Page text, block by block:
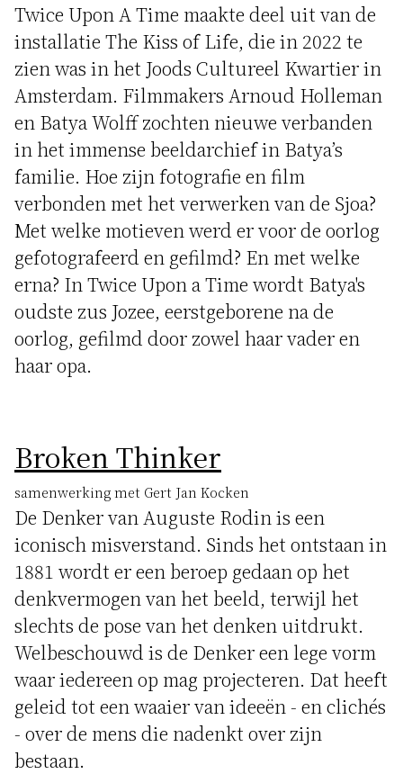
Twice Upon A Time maakte deel uit van de
installatie The Kiss of Life, die in 2022 te
zien was in het Joods Cultureel Kwartier in
Amsterdam. Filmmakers Arnoud Holleman
en Batya Wolff zochten nieuwe verbanden
in het immense beeldarchief in Batya’s
familie. Hoe zijn fotografie en film
verbonden met het verwerken van de Sjoa?
Met welke motieven werd er voor de oorlog
gefotografeerd en gefilmd? En met welke
erna? In Twice Upon a Time wordt Batya's
oudste zus Jozee, eerstgeborene na de
oorlog, gefilmd door zowel haar vader en
haar opa.
Broken Thinker
samenwerking met Gert Jan Kocken
De Denker van Auguste Rodin is een
iconisch misverstand. Sinds het ontstaan in
1881 wordt er een beroep gedaan op het
denkvermogen van het beeld, terwijl het
slechts de pose van het denken uitdrukt.
Welbeschouwd is de Denker een lege vorm
waar iedereen op mag projecteren. Dat heeft
geleid tot een waaier van ideeën - en clichés
- over de mens die nadenkt over zijn
bestaan.